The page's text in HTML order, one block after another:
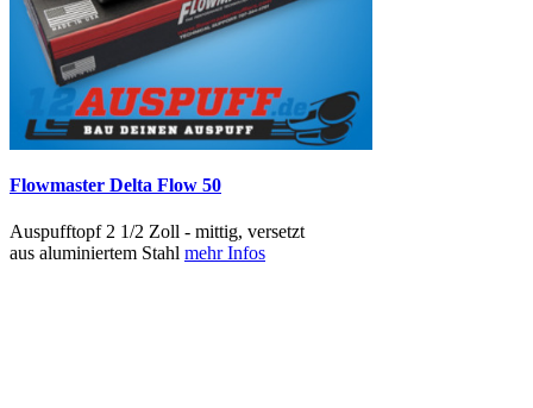
Flowmaster Delta Flow 50
Auspufftopf 2 1/2 Zoll - mittig, versetzt
aus aluminiertem Stahl mehr Infos